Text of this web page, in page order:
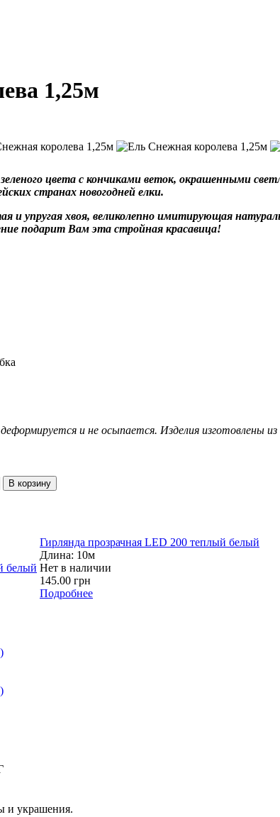
1,25м
цвета с кончиками веток, окрашенными
странах новогодней елки.
упругая хвоя, великолепно имитирующая
подарит Вам эта стройная красавица!
деформируется и не осыпается. Изделия
Гирлянда прозрачная LED 200 теплый белый
Длина: 10м
Нет в наличии
145.00 грн
Подробнее
и украшения.